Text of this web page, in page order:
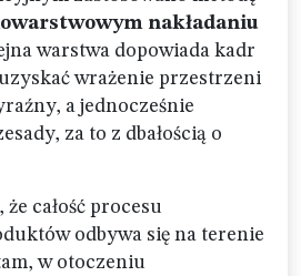
nakładaniu
warstwa dopowiada kadr
wrażenie przestrzeni
a jednocześnie
za to z dbałością o
całość procesu
odbywa się na terenie
w otoczeniu